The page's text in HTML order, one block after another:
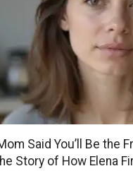
Said You’ll Be the
Story of How Elena